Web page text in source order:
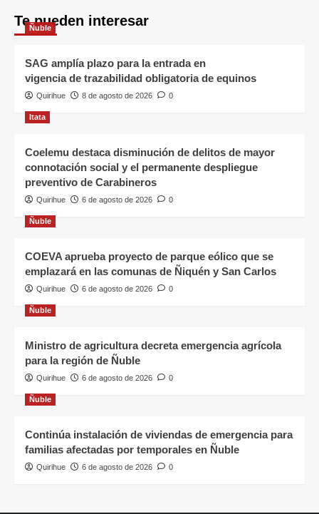
Te pueden interesar
Ñuble
SAG amplía plazo para la entrada en
vigencia de trazabilidad obligatoria de equinos
Quirihue 8 de agosto de 2026 0
Itata
Coelemu destaca disminución de delitos de mayor
connotación social y el permanente despliegue
preventivo de Carabineros
Quirihue 6 de agosto de 2026 0
Ñuble
COEVA aprueba proyecto de parque eólico que se
emplazará en las comunas de Ñiquén y San Carlos
Quirihue 6 de agosto de 2026 0
Ñuble
Ministro de agricultura decreta emergencia agrícola
para la región de Ñuble
Quirihue 6 de agosto de 2026 0
Ñuble
Continúa instalación de viviendas de emergencia para
familias afectadas por temporales en Ñuble
Quirihue 6 de agosto de 2026 0